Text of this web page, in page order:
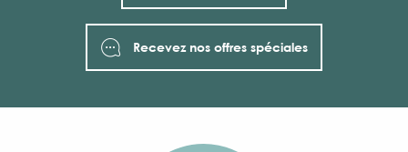
Recevez nos offres spéciales